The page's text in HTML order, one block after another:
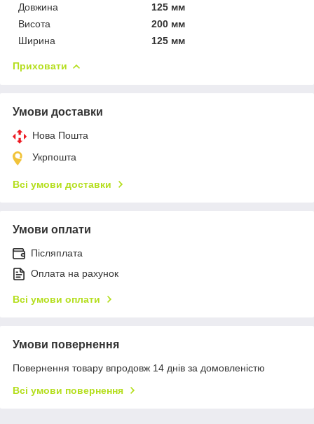
Довжина
125 мм
Висота
200 мм
Ширина
125 мм
Приховати
Умови доставки
Нова Пошта
Укрпошта
Всі умови доставки
Умови оплати
Післяплата
Оплата на рахунок
Всі умови оплати
Умови повернення
Повернення товару впродовж 14 днів за домовленістю
Всі умови повернення